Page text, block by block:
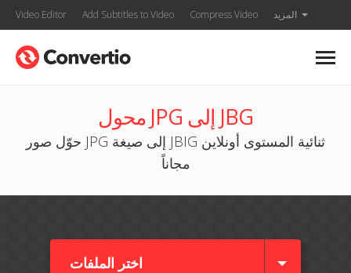
Video Editor Add Subtitles to Video Compress Video المزيد
محول JPG إلى JBG
حوّل صور JPG إلى صيغة JBIG ثنائية المستوى أونلاين
مجاناً
اختر الملفات